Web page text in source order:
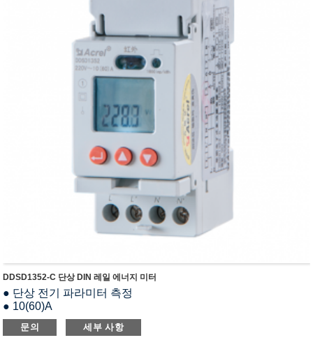
DDSD1352-C 단상 DIN 레일 에너지 미터
● 단상 전기 파라미터 측정
● 10(60)A
● RS485(모드버스-RTU)
● DIN 35mm
문의 세부 사항